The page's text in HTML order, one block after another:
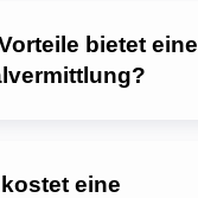
bietet eine
eine